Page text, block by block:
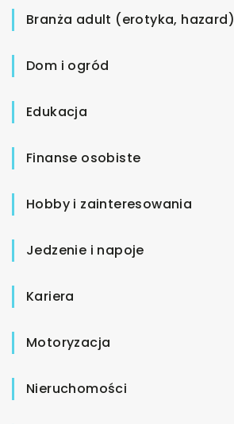
Branża adult (erotyka, hazard)
Dom i ogród
Edukacja
Finanse osobiste
Hobby i zainteresowania
Jedzenie i napoje
Kariera
Motoryzacja
Nieruchomości